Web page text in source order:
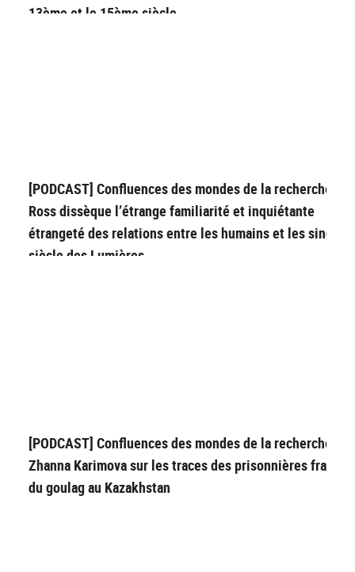
13ème et le 15ème siècle
[PODCAST] Confluences des mondes de la recherche :
Ross dissèque l’étrange familiarité et inquiétante
étrangeté des relations entre les humains et les singes
siècle des Lumières
[PODCAST] Confluences des mondes de la recherche :
Zhanna Karimova sur les traces des prisonnières
du goulag au Kazakhstan